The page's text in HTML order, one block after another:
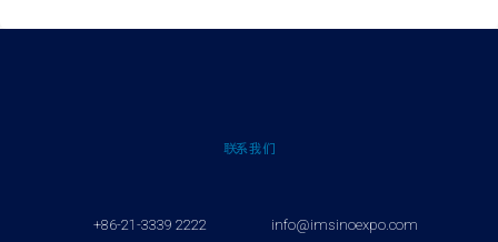
联系我们
+86-21-3339 2222
info@imsinoexpo.com